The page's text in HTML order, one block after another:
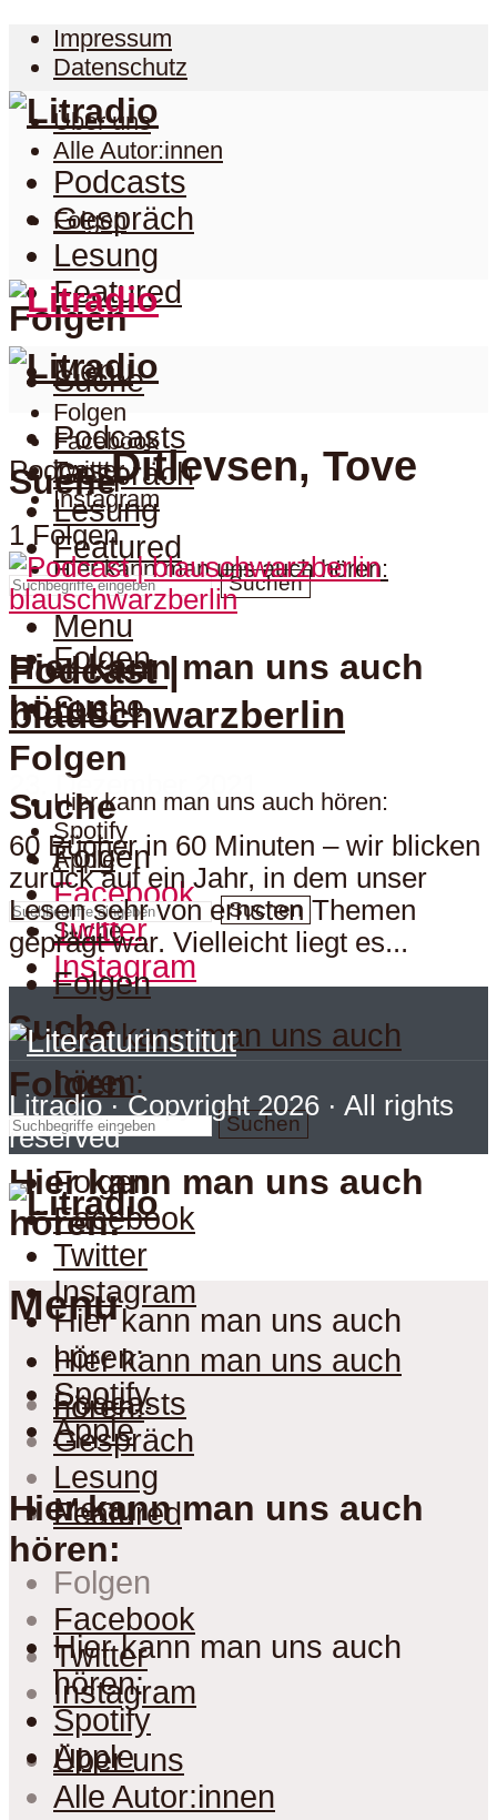
Impressum
Datenschutz
Über uns
Alle Autor:innen
Folgen
Folgen
Folgen
Facebook
Twitter
Instagram
Hier kann man uns auch hören:
Hier kann man uns auch
hören:
Hier kann man uns auch hören:
Spotify
Apple
Suche
Suche
Suchen
Podcasts
Gespräch
Lesung
Featured
Menu
Suche
Suche
Suchen
Folgen
Folgen
Folgen
Facebook
Twitter
Instagram
Hier kann man uns auch
hören:
Hier kann man uns auch
hören:
Hier kann man uns auch
hören:
Spotify
Apple
Menu
Podcasts
Gespräch
Lesung
Featured
Menu
Suche
Suche
Suchen
Folgen
Folgen
Folgen
Facebook
Twitter
Instagram
Hier kann man uns auch
hören:
Hier kann man uns auch
hören:
Hier kann man uns auch
hören:
Spotify
Apple
PodcastDitlevsen, Tove
1 Folgen
blauschwarzberlin
Podcast |
blauschwarzberlin
23. Dezember 2021
60 Bücher in 60 Minuten – wir blicken
zurück auf ein Jahr, in dem unser
Lesen sehr von ernsten Themen
geprägt war. Vielleicht liegt es...
Litradio· Copyright 2026 · All rights
reserved
Menu
Podcasts
Gespräch
Lesung
Featured
Folgen
Facebook
Twitter
Instagram
Über uns
Alle Autor:innen